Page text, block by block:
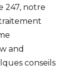
247, notre
and
conseils